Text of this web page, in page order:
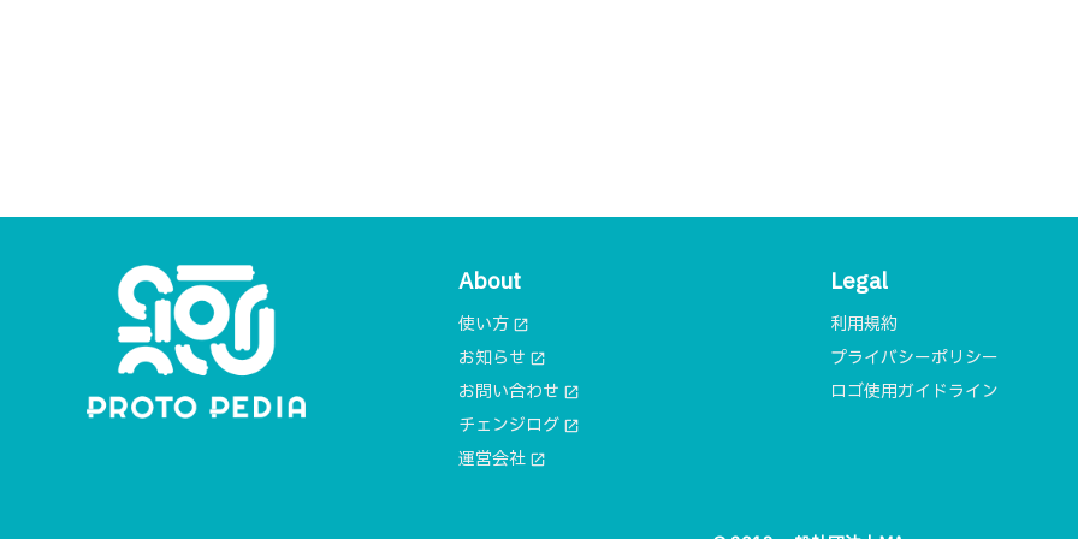
About
使い方 open_in_new
お知らせ open_in_new
お問い合わせ open_in_new
チェンジログ open_in_new
運営会社 open_in_new
Legal
利用規約
プライバシーポリシー
ロゴ使用ガイドライン